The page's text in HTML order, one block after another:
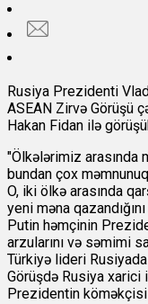
Rusiya Prezidenti
ASEAN Zirvə Görüşü
Hakan Fidan ilə
"Ölkələrimiz arasında
bundan çox
O, iki ölkə arasında
yeni məna
Putin həmçinin
arzularını və səmimi
Türkiyə lideri Rusiyada
Görüşdə Rusiya
Prezidentin